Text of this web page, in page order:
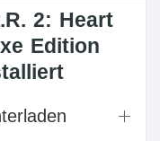
2: Heart
Edition